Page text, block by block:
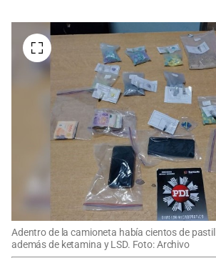
Adentro de la camioneta había cientos de
además de ketamina y LSD. Foto: Archivo